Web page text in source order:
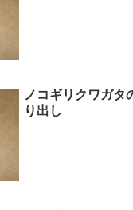
ノコギリクワガタ
り出し